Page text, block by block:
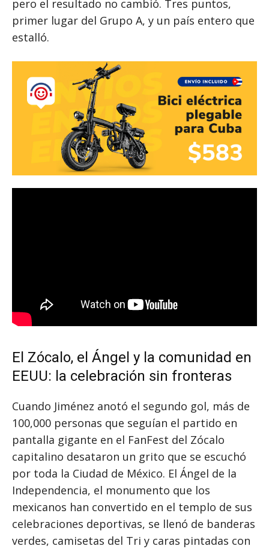
pero el resultado no cambió. Tres puntos,
primer lugar del Grupo A, y un país entero que
estalló.
El Zócalo, el Ángel y la comunidad en
EEUU: la celebración sin fronteras
Cuando Jiménez anotó el segundo gol, más de
100,000 personas que seguían el partido en
pantalla gigante en el FanFest del Zócalo
capitalino desataron un grito que se escuchó
por toda la Ciudad de México. El Ángel de la
Independencia, el monumento que los
mexicanos han convertido en el templo de sus
celebraciones deportivas, se llenó de banderas
verdes, camisetas del Tri y caras pintadas con